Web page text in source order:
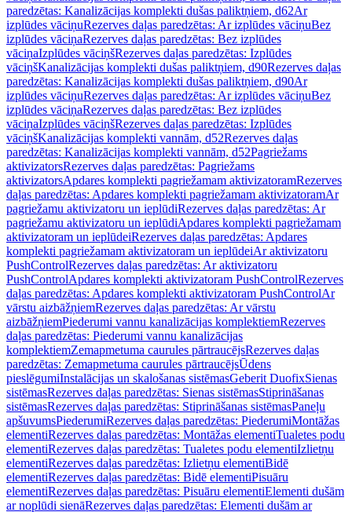
paredzētas: Kanalizācijas komplekti dušas paliktņiem, d62Ar
izplūdes vāciņuRezerves daļas paredzētas: Ar izplūdes vāciņuBez
izplūdes vāciņaRezerves daļas paredzētas: Bez izplūdes
vāciņaIzplūdes vāciņšRezerves daļas paredzētas: Izplūdes
vāciņšKanalizācijas komplekti dušas paliktņiem, d90Rezerves daļas
paredzētas: Kanalizācijas komplekti dušas paliktņiem, d90Ar
izplūdes vāciņuRezerves daļas paredzētas: Ar izplūdes vāciņuBez
izplūdes vāciņaRezerves daļas paredzētas: Bez izplūdes
vāciņaIzplūdes vāciņšRezerves daļas paredzētas: Izplūdes
vāciņšKanalizācijas komplekti vannām, d52Rezerves daļas
paredzētas: Kanalizācijas komplekti vannām, d52Pagriežams
aktivizatorsRezerves daļas paredzētas: Pagriežams
aktivizatorsApdares komplekti pagriežamam aktivizatoramRezerves
daļas paredzētas: Apdares komplekti pagriežamam aktivizatoramAr
pagriežamu aktivizatoru un ieplūdiRezerves daļas paredzētas: Ar
pagriežamu aktivizatoru un ieplūdiApdares komplekti pagriežamam
aktivizatoram un ieplūdeiRezerves daļas paredzētas: Apdares
komplekti pagriežamam aktivizatoram un ieplūdeiAr aktivizatoru
PushControlRezerves daļas paredzētas: Ar aktivizatoru
PushControlApdares komplekti aktivizatoram PushControlRezerves
daļas paredzētas: Apdares komplekti aktivizatoram PushControlAr
vārstu aizbāžņiemRezerves daļas paredzētas: Ar vārstu
aizbāžņiemPiederumi vannu kanalizācijas komplektiemRezerves
daļas paredzētas: Piederumi vannu kanalizācijas
komplektiemZemapmetuma caurules pārtraucējsRezerves daļas
paredzētas: Zemapmetuma caurules pārtraucējsŪdens
pieslēgumiInstalācijas un skalošanas sistēmasGeberit DuofixSienas
sistēmasRezerves daļas paredzētas: Sienas sistēmasStiprināšanas
sistēmasRezerves daļas paredzētas: Stiprināšanas sistēmasPaneļu
apšuvumsPiederumiRezerves daļas paredzētas: PiederumiMontāžas
elementiRezerves daļas paredzētas: Montāžas elementiTualetes podu
elementiRezerves daļas paredzētas: Tualetes podu elementiIzlietņu
elementiRezerves daļas paredzētas: Izlietņu elementiBidē
elementiRezerves daļas paredzētas: Bidē elementiPisuāru
elementiRezerves daļas paredzētas: Pisuāru elementiElementi dušām
ar noplūdi sienāRezerves daļas paredzētas: Elementi dušām ar